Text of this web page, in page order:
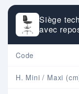
Siège
avec
Code
H. Mini / Maxi